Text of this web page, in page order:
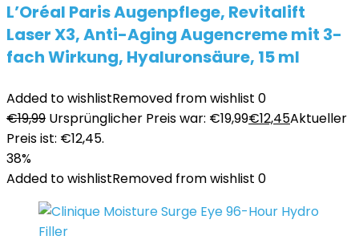
L’Oréal Paris Augenpflege, Revitalift
Laser X3, Anti-Aging Augencreme mit 3-
fach Wirkung, Hyaluronsäure, 15 ml
Added to wishlistRemoved from wishlist 0
€19,99 Ursprünglicher Preis war: €19,99€12,45Aktueller
Preis ist: €12,45.
38%
Added to wishlistRemoved from wishlist 0